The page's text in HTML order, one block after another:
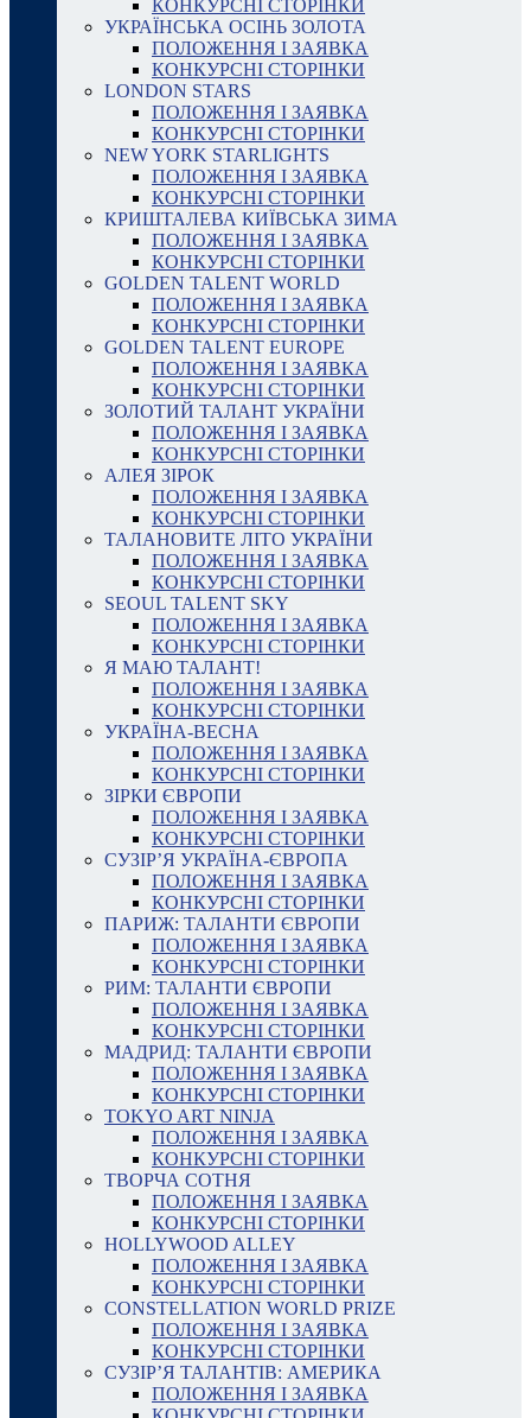
КОНКУРСНІ СТОРІНКИ
УКРАЇНСЬКА ОСІНЬ ЗОЛОТА
ПОЛОЖЕННЯ І ЗАЯВКА
КОНКУРСНІ СТОРІНКИ
LONDON STARS
ПОЛОЖЕННЯ І ЗАЯВКА
КОНКУРСНІ СТОРІНКИ
NEW YORK STARLIGHTS
ПОЛОЖЕННЯ І ЗАЯВКА
КОНКУРСНІ СТОРІНКИ
КРИШТАЛЕВА КИЇВСЬКА ЗИМА
ПОЛОЖЕННЯ І ЗАЯВКА
КОНКУРСНІ СТОРІНКИ
GOLDEN TALENT WORLD
ПОЛОЖЕННЯ І ЗАЯВКА
КОНКУРСНІ СТОРІНКИ
GOLDEN TALENT EUROPE
ПОЛОЖЕННЯ І ЗАЯВКА
КОНКУРСНІ СТОРІНКИ
ЗОЛОТИЙ ТАЛАНТ УКРАЇНИ
ПОЛОЖЕННЯ І ЗАЯВКА
КОНКУРСНІ СТОРІНКИ
АЛЕЯ ЗІРОК
ПОЛОЖЕННЯ І ЗАЯВКА
КОНКУРСНІ СТОРІНКИ
ТАЛАНОВИТЕ ЛІТО УКРАЇНИ
ПОЛОЖЕННЯ І ЗАЯВКА
КОНКУРСНІ СТОРІНКИ
SEOUL TALENT SKY
ПОЛОЖЕННЯ І ЗАЯВКА
КОНКУРСНІ СТОРІНКИ
Я МАЮ ТАЛАНТ!
ПОЛОЖЕННЯ І ЗАЯВКА
КОНКУРСНІ СТОРІНКИ
УКРАЇНА-ВЕСНА
ПОЛОЖЕННЯ І ЗАЯВКА
КОНКУРСНІ СТОРІНКИ
ЗІРКИ ЄВРОПИ
ПОЛОЖЕННЯ І ЗАЯВКА
КОНКУРСНІ СТОРІНКИ
СУЗІР’Я УКРАЇНА-ЄВРОПА
ПОЛОЖЕННЯ І ЗАЯВКА
КОНКУРСНІ СТОРІНКИ
ПАРИЖ: ТАЛАНТИ ЄВРОПИ
ПОЛОЖЕННЯ І ЗАЯВКА
КОНКУРСНІ СТОРІНКИ
РИМ: ТАЛАНТИ ЄВРОПИ
ПОЛОЖЕННЯ І ЗАЯВКА
КОНКУРСНІ СТОРІНКИ
МАДРИД: ТАЛАНТИ ЄВРОПИ
ПОЛОЖЕННЯ І ЗАЯВКА
КОНКУРСНІ СТОРІНКИ
TOKYO ART NINJA
ПОЛОЖЕННЯ І ЗАЯВКА
КОНКУРСНІ СТОРІНКИ
ТВОРЧА СОТНЯ
ПОЛОЖЕННЯ І ЗАЯВКА
КОНКУРСНІ СТОРІНКИ
HOLLYWOOD ALLEY
ПОЛОЖЕННЯ І ЗАЯВКА
КОНКУРСНІ СТОРІНКИ
CONSTELLATION WORLD PRIZE
ПОЛОЖЕННЯ І ЗАЯВКА
КОНКУРСНІ СТОРІНКИ
СУЗІР’Я ТАЛАНТІВ: АМЕРИКА
ПОЛОЖЕННЯ І ЗАЯВКА